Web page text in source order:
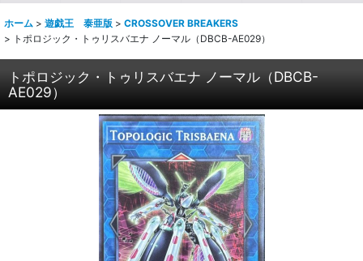
ホーム > 遊戯王 泰亜版 > CROSSOVER BREAKERS
> トポロジック・トゥリスバエナ ノーマル（DBCB-AE029）
トポロジック・トゥリスバエナ ノーマル（DBCB-
AE029）